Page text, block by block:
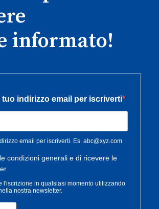
informato!